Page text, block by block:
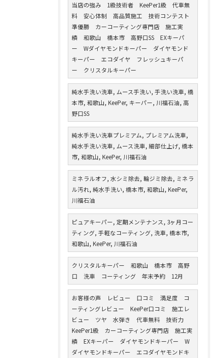
当店の強み 1級技術者 KeePer1級 代車無
料 安心体制 高品質施工 技術コンテスト
準優勝 カーコーティング専門店 施工実
績 和歌山 橋本市 高野口SS EXキーパ
ー Wダイヤモンドキーパー ダイヤモンド
キーパー エコダイヤ フレッシュキーパ
ー クリスタルキーパー
純水手洗い洗車, ムース手洗い, 手洗い洗車, 橋
本市, 和歌山, KeePer, キーパー, 川福石油, 高
野口SS
純水手洗い洗車プレミアム, プレミアム洗車,
純水手洗い洗車, ムース洗車, 細部仕上げ, 橋本
市, 和歌山, KeePer, 川福石油
ミネラルオフ, 水シミ除去, 輪ジミ除去, ミネラ
ル汚れ, 純水手洗い, 橋本市, 和歌山, KeePer,
川福石油
ピュアキーパー, 定期メンテナンス, 3ヶ月コー
ティング, 手軽なコーティング, 洗車, 橋本市,
和歌山, KeePer, 川福石油
クリスタルキーパー 和歌山 橋本市 高野
口 洗車 コーティング 年末予約 12月
お客様の声 レビュー 口コミ 満足度 コ
ーティングレビュー KeePer口コミ 施工レ
ビュー ツヤ 水弾き 代車無料 技術力
KeePer1級 カーコーティング専門店 施工実
績 EXキーパー ダイヤモンドキーパー W
ダイヤモンドキーパー エコダイヤモンドキ